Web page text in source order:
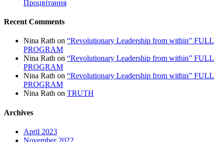
Процвітання
Recent Comments
Nina Rath on “Revolutionary Leadership from within” FULL
PROGRAM
Nina Rath on “Revolutionary Leadership from within” FULL
PROGRAM
Nina Rath on “Revolutionary Leadership from within” FULL
PROGRAM
Nina Rath on TRUTH
Archives
April 2023
November 2022